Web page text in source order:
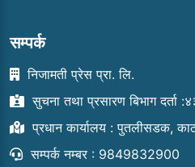
सम्पर्क
निजामती प्रेस प्रा. लि.
सुचना तथा प्रसारण बिभाग दर्ता
प्रधान कार्यालय : पुतलीसडक,
सम्पर्क नम्बर : 9849832900